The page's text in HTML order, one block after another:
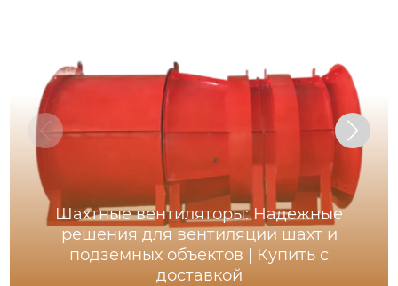
Шахтные вентиляторы: Надежные
решения для вентиляции шахт и
подземных объектов | Купить с
доставкой